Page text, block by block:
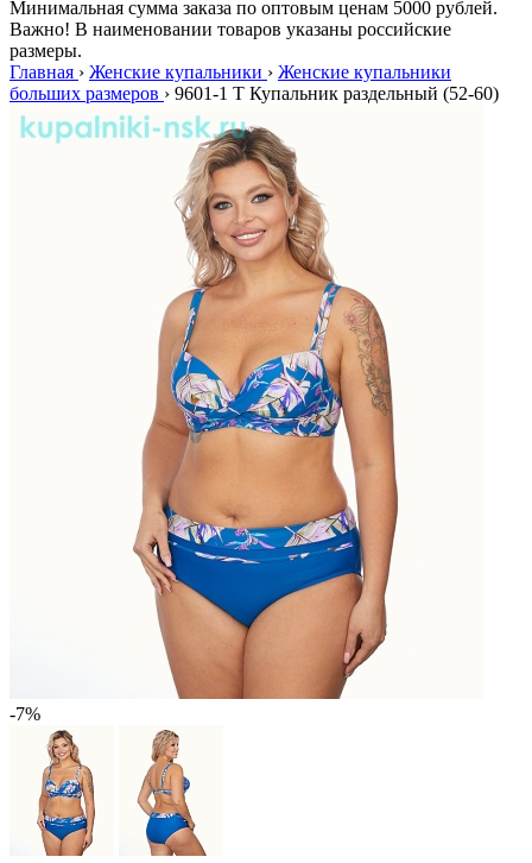
Минимальная сумма заказа по оптовым ценам 5000 рублей.
Важно! В наименовании товаров указаны российские
размеры.
Главная › Женские купальники › Женские купальники
больших размеров › 9601-1 T Купальник раздельный (52-60)
-7%